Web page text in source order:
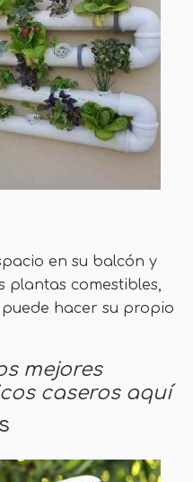
en su balcón y
plantas comestibles,
hacer su propio
mejores
caseros aquí